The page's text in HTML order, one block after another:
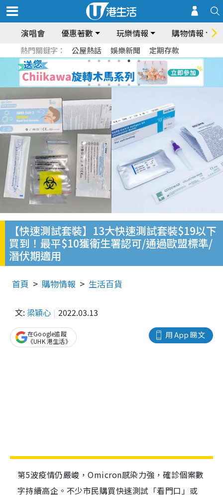
演唱會 優惠著數 玩樂情報 購物情報
熱門關鍵字： 公屋熱話 娛樂新聞 定期存款
【快速測試套裝】13大快速測試套裝$19以下
買到！最平$10獲衛生署認可/通過歐盟標準/
潛伏期適用
首頁 購物情報 生活百貨
文: 梁穎心 2022.03.13
用 App 睇文
在Google追蹤
《UHK 港生活》
第5波疫情仍嚴峻，Omicron感染力強，確診個案數
字持續高企。不少市民購買快速測試「看門口」或